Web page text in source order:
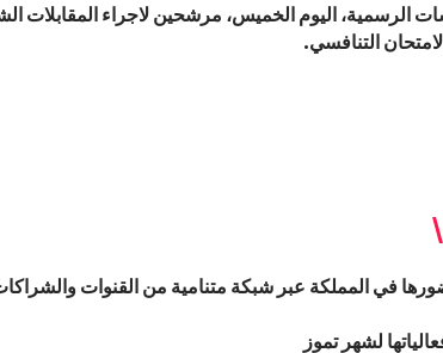
الرسمية، اليوم الخميس، مرشحين لاجراء المقابلات
التنافسي.
في المملكة عبر شبكة متنامية من القنوات
لشهر تموز